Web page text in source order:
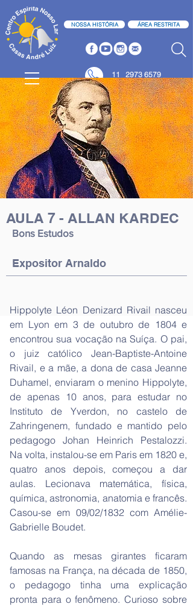
NOSSA HISTÓRIA ÁREA RESTRITA
11 2973 6579
11 2973 6580
AULA 7 - ALLAN KARDEC
Bons Estudos
Expositor Arnaldo
Hippolyte Léon Denizard Rivail nasceu
em Lyon em 3 de outubro de 1804 e
encontrou sua vocação na Suíça. O pai,
o juiz católico Jean-Baptiste-Antoine
Rivail, e a mãe, a dona de casa Jeanne
Duhamel, enviaram o menino Hippolyte,
de apenas 10 anos, para estudar no
Instituto de Yverdon, no castelo de
Zahringenem, fundado e mantido pelo
pedagogo Johan Heinrich Pestalozzi.
Na volta, instalou-se em Paris em 1820 e,
quatro anos depois, começou a dar
aulas. Lecionava matemática, física,
química, astronomia, anatomia e francês.
Casou-se em 09/02/1832 com Amélie-
Gabrielle Boudet.
Quando as mesas girantes ficaram
famosas na França, na década de 1850,
o pedagogo tinha uma explicação
pronta para o fenômeno. Curioso sobre